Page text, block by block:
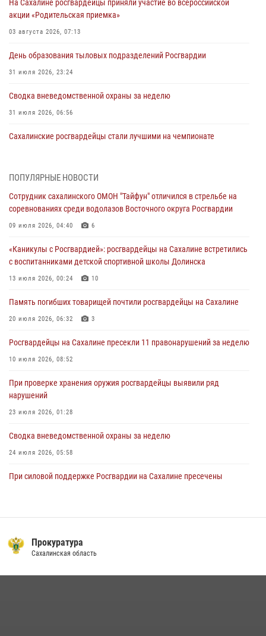
На Сахалине росгвардейцы приняли участие во всероссийской
акции «Родительская приемка»
03 августа 2026, 07:13
День образования тыловых подразделений Росгвардии
31 июля 2026, 23:24
Сводка вневедомственной охраны за неделю
31 июля 2026, 06:56
Сахалинские росгвардейцы стали лучшими на чемпионате
методические сборы с сотрудниками контрольно-технических
пунктов
30 июля 2026, 07:18
8 единиц огнестрельного оружия и 400 патронов изъяли
росгвардейцы у нарушителей на Сахалине
30 июля 2026, 07:02
Сводка вневедомственной охраны за неделю
24 июля 2026, 05:58
ПОПУЛЯРНЫЕ НОВОСТИ
Сотрудник сахалинского ОМОН "Тайфун" отличился в стрельбе на
соревнованиях среди водолазов Восточного округа Росгвардии
09 июля 2026, 04:40 6
«Каникулы с Росгвардией»: росгвардейцы на Сахалине встретились
с воспитанниками детской спортивной школы Долинска
13 июля 2026, 00:24 10
Память погибших товарищей почтили росгвардейцы на Сахалине
20 июля 2026, 06:32 3
Росгвардейцы на Сахалине пресекли 11 правонарушений за неделю
10 июля 2026, 08:52
При проверке хранения оружия росгвардейцы выявили ряд
нарушений
23 июля 2026, 01:28
Сводка вневедомственной охраны за неделю
24 июля 2026, 05:58
При силовой поддержке Росгвардии на Сахалине пресечены
оружия и 63 патрона
Прокуратура
Сахалинская область